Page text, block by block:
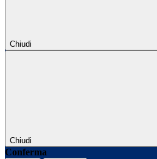
Chiudi
Chiudi
Conferma